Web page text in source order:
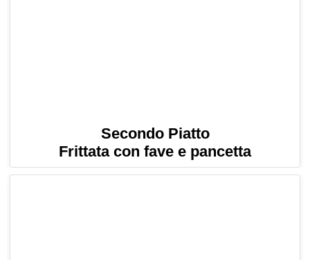
Secondo Piatto
Frittata con fave e pancetta